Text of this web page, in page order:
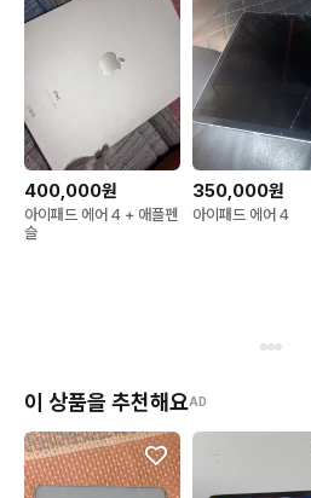
400,000원
아이패드 에어 4 + 애플펜
슬
350,000원
아이패드 에어 4
이 상품을 추천해요AD